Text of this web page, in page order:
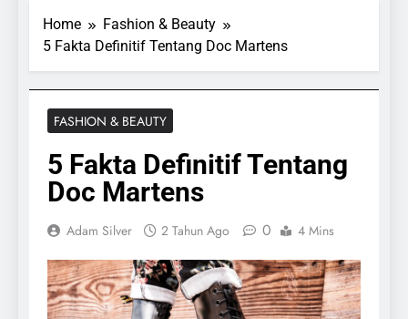
Home
Fashion & Beauty
5 Fakta Definitif Tentang Doc Martens
FASHION & BEAUTY
5 Fakta Definitif Tentang
Doc Martens
Adam Silver 2 Tahun Ago 0 4 Mins